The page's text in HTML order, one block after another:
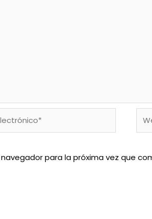
para la próxima vez que